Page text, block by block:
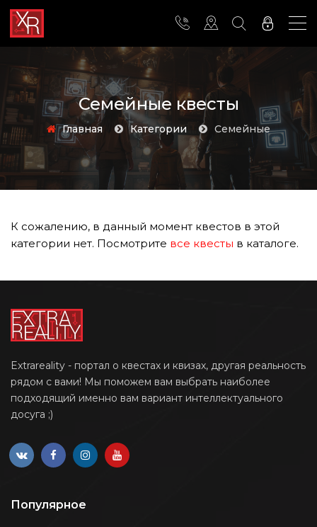
Семейные квесты
Главная Категории семейные
К сожалению, в данный момент квестов в этой
категории нет. Посмотрите все квесты в каталоге.
Extrareality - портал о квестах и квизах, другая реальность
рядом с вами! Мы поможем вам выбрать наиболее
подходящий именно вам вариант интеллектуального
досуга ;)
Популярное